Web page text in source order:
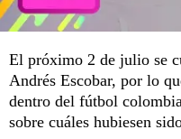
El próximo 2 de julio se
Andrés Escobar, por lo
dentro del fútbol
sobre cuáles hubiesen